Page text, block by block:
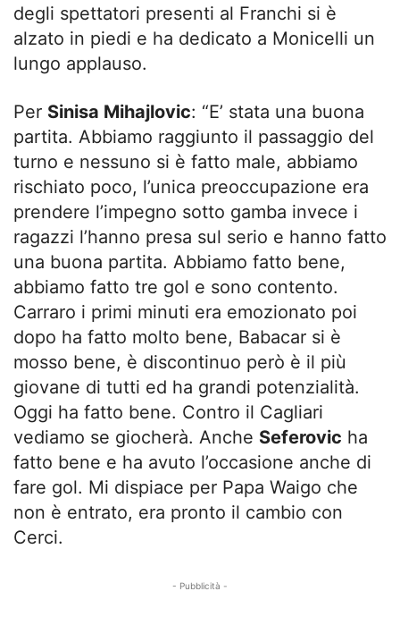
degli spettatori presenti al Franchi si è
alzato in piedi e ha dedicato a Monicelli un
lungo applauso.
Per Sinisa Mihajlovic: “E’ stata una buona
partita. Abbiamo raggiunto il passaggio del
turno e nessuno si è fatto male, abbiamo
rischiato poco, l’unica preoccupazione era
prendere l’impegno sotto gamba invece i
ragazzi l’hanno presa sul serio e hanno fatto
una buona partita. Abbiamo fatto bene,
abbiamo fatto tre gol e sono contento.
Carraro i primi minuti era emozionato poi
dopo ha fatto molto bene, Babacar si è
mosso bene, è discontinuo però è il più
giovane di tutti ed ha grandi potenzialità.
Oggi ha fatto bene. Contro il Cagliari
vediamo se giocherà. Anche Seferovic ha
fatto bene e ha avuto l’occasione anche di
fare gol. Mi dispiace per Papa Waigo che
non è entrato, era pronto il cambio con
Cerci.
- Pubblicità -